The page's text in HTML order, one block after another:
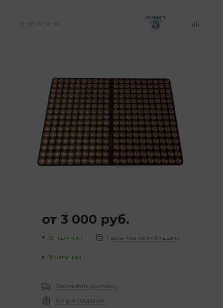
от 3 000 руб.
В наличии Гарантия низкой цены
В наличии
Рассчитать доставку
Хочу в подарок